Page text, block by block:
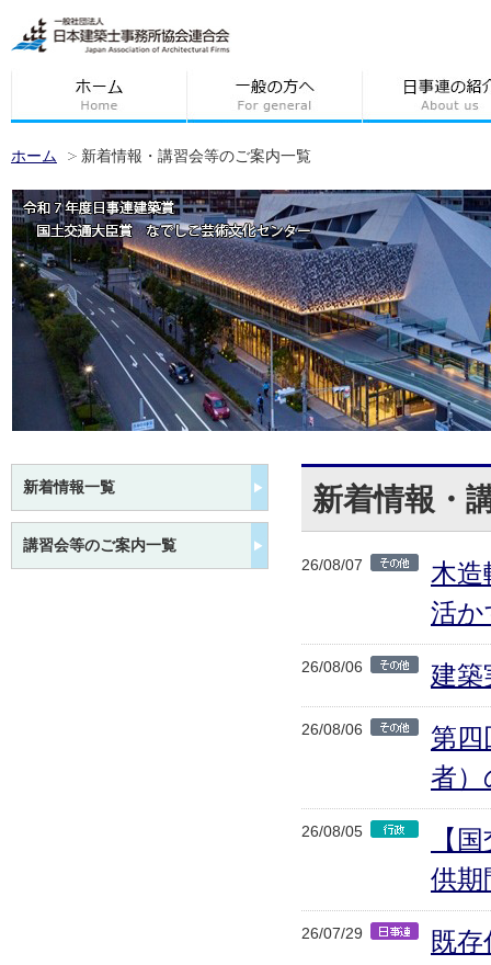
ホーム 新着情報・講習会等のご案内一覧
新着情報・
26/08/07
木造
活か
26/08/06 建築
26/08/06
第四
者）
26/08/05
【
供期
26/07/29
既
新着情報一覧
講習会等のご案内一覧